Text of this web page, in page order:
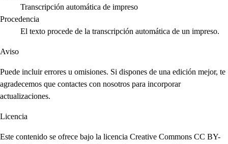
Transcripción automática de impreso
Procedencia
El texto procede de la transcripción automática de un impreso.
Aviso
Puede incluir errores u omisiones. Si dispones de una edición mejor, te
agradecemos que contactes con nosotros para incorporar
actualizaciones.
Licencia
Este contenido se ofrece bajo la licencia Creative Commons CC BY-